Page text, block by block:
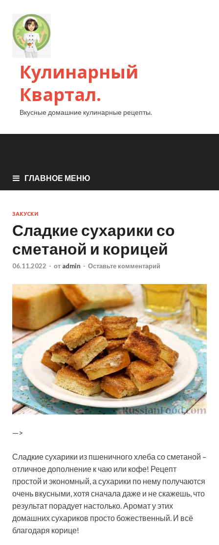
Кулинарный
Квартал.
Вкусные домашние кулинарные рецепты.
ГЛАВНОЕ МЕНЮ
ЗАКУСКИ
Сладкие сухарики со
сметаной и корицей
06.11.2022 - от admin - Оставьте комментарий
—>
Сладкие сухарики из пшеничного хлеба со сметаной –
отличное дополнение к чаю или кофе! Рецепт
простой и экономный, а сухарики по нему получаются
очень вкусными, хотя сначала даже и не скажешь, что
результат порадует настолько. Аромат у этих
домашних сухариков просто божественный. И всё
благодаря корице!